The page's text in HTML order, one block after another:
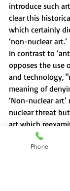
introduce such
clear this
which certainly
‘non-nuclear art.’
In contrast to
opposes the use
and technology,
meaning of
‘Non-nuclear
nuclear threat
art which
a society which
possession of
Phone